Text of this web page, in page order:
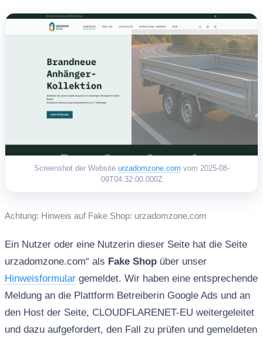
Screenshot der Website urzadomzone.com vom 2025-08-
09T04:32:00.000Z
Achtung: Hinweis auf Fake Shop: urzadomzone.com
Ein Nutzer oder eine Nutzerin dieser Seite hat die Seite
urzadomzone.com“ als Fake Shopüber unser
Hinweisformulargemeldet. Wir haben eine entsprechende
Meldung an die Plattform Betreiberin Google Ads und an
den Host der Seite, CLOUDFLARENET-EU weitergeleitet
und dazu aufgefordert, den Fall zu prüfen und gemeldeten